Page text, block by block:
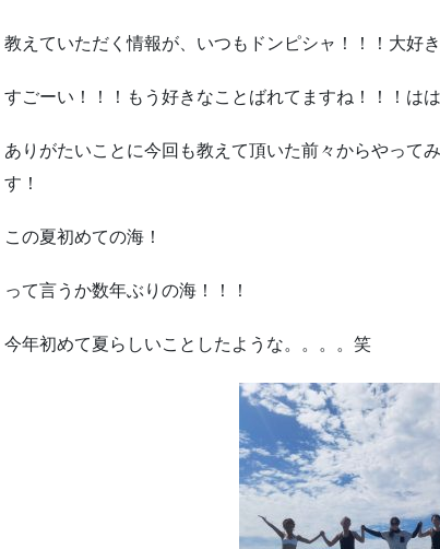
教えていただく情報が、いつもドンピシャ！！！大好
すごーい！！！もう好きなことばれてますね！！！はは
ありがたいことに今回も教えて頂いた前々からやって
す！
この夏初めての海！
って言うか数年ぶりの海！！！
今年初めて夏らしいことしたような。。。。笑